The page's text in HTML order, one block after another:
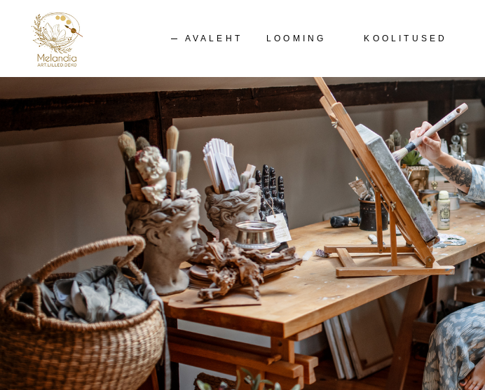
AVALEHT LOOMING KOOLITUSED